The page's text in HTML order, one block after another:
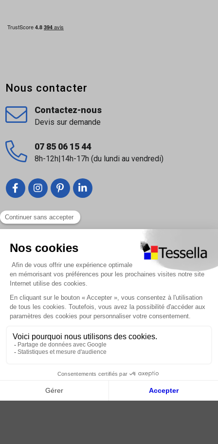
Liens utiles
Nous contacter
À propos
Paiement sécurisé
Livraison | Retour client
Nos tutos
Connexion / Inscription
Nous contacter
Contactez-nous
Devis sur demande
07 85 06 15 44
8h-12h|14h-17h (du lundi au vendredi)
2018 - 2026 © Tessella, Tous droits réservés